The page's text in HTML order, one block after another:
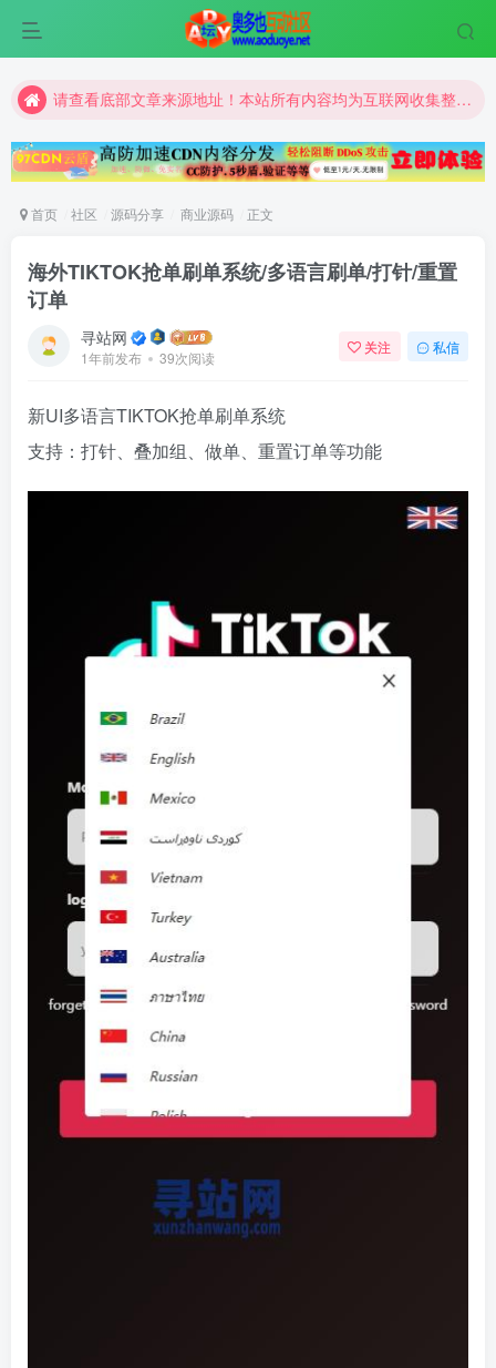
请查看底部文章来源地址！本站所有内容均为互联网收集整理和网友上传。仅限于学习研究，切勿用于商业用途。
请查看底部文章来源地址！本站所有内容均为互联网收集整理和网友上传。仅限于学习研究，切勿用于商业用途。
请查看底部文章来源地址！本站所有内容均为互联网收集整理和网友上传。仅限于学习研究，切勿用于商业用途。
首页 社区 源码分享 商业源码 正文
海外TIKTOK抢单刷单系统/多语言刷单/打针/重置
订单
寻站网
1年前发布 39次阅读
关注 私信
新UI多语言TIKTOK抢单刷单系统
支持：打针、叠加组、做单、重置订单等功能